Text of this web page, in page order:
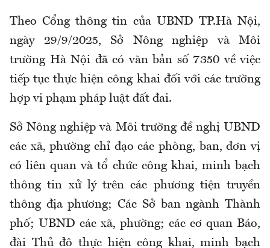
Theo Cổng thông tin của UBND TP.Hà Nội,
ngày 29/9/2025, Sở Nông nghiệp và Môi
trường Hà Nội đã có văn bản số 7350 về việc
tiếp tục thực hiện công khai đối với các trường
hợp vi phạm pháp luật đất đai.
Sở Nông nghiệp và Môi trường đề nghị UBND
các xã, phường chỉ đạo các phòng, ban, đơn vị
có liên quan và tổ chức công khai, minh bạch
thông tin xử lý trên các phương tiện truyền
thông địa phương; Các Sở ban ngành Thành
phố; UBND các xã, phường; các cơ quan Báo,
đài Thủ đô thực hiện công khai, minh bạch